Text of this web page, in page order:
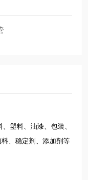
塑料、油漆、包装、
、稳定剂、添加剂等